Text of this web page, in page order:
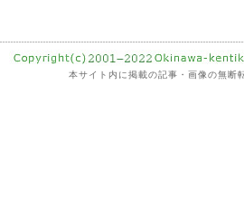
本サイト内に掲載の記事・画像の無断